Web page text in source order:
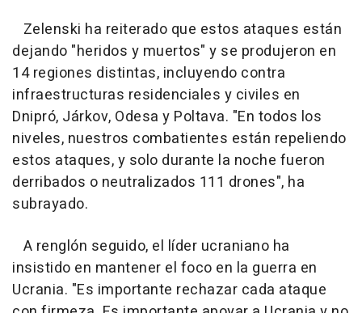
Zelenski ha reiterado que estos ataques están
dejando "heridos y muertos" y se produjeron en
14 regiones distintas, incluyendo contra
infraestructuras residenciales y civiles en
Dnipró, Járkov, Odesa y Poltava. "En todos los
niveles, nuestros combatientes están repeliendo
estos ataques, y solo durante la noche fueron
derribados o neutralizados 111 drones", ha
subrayado.
A renglón seguido, el líder ucraniano ha
insistido en mantener el foco en la guerra en
Ucrania. "Es importante rechazar cada ataque